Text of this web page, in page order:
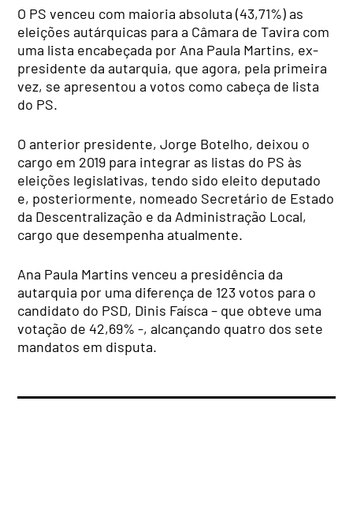
O PS venceu com maioria absoluta (43,71%) as
eleições autárquicas para a Câmara de Tavira com
uma lista encabeçada por Ana Paula Martins, ex-
presidente da autarquia, que agora, pela primeira
vez, se apresentou a votos como cabeça de lista
do PS.
O anterior presidente, Jorge Botelho, deixou o
cargo em 2019 para integrar as listas do PS às
eleições legislativas, tendo sido eleito deputado
e, posteriormente, nomeado Secretário de Estado
da Descentralização e da Administração Local,
cargo que desempenha atualmente.
Ana Paula Martins venceu a presidência da
autarquia por uma diferença de 123 votos para o
candidato do PSD, Dinis Faísca – que obteve uma
votação de 42,69% -, alcançando quatro dos sete
mandatos em disputa.